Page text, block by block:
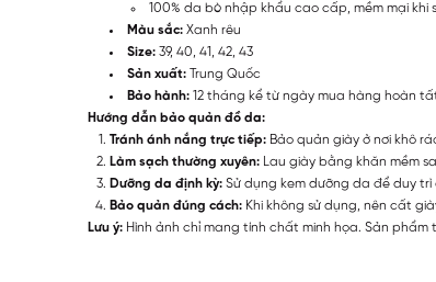
100% da bò nhập khẩu cao cấp, mềm mại
Màu sắc: Xanh rêu
Size: 39, 40, 41, 42, 43
Sản xuất: Trung Quốc
Bảo hành: 12 tháng kể từ ngày mua hàng hoàn
Hướng dẫn bảo quản đồ da:
Tránh ánh nắng trực tiếp: Bảo quản giày ở nơi khô
Làm sạch thường xuyên: Lau giày bằng khăn mềm
Dưỡng da định kỳ: Sử dụng kem dưỡng da để duy
Bảo quản đúng cách: Khi không sử dụng, nên cất
Lưu ý: Hình ảnh chỉ mang tính chất minh họa. Sản